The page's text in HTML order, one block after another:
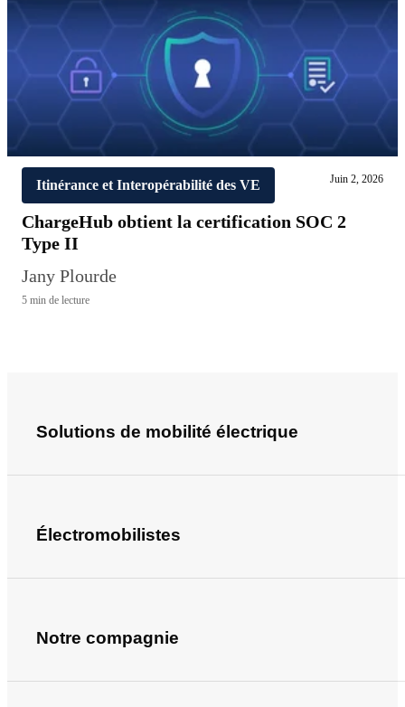
Itinérance et Interopérabilité des VE Juin 2, 2026
ChargeHub obtient la certification SOC 2
Type II
Jany Plourde
5 min de lecture
Solutions de mobilité électrique
Électromobilistes
Notre compagnie